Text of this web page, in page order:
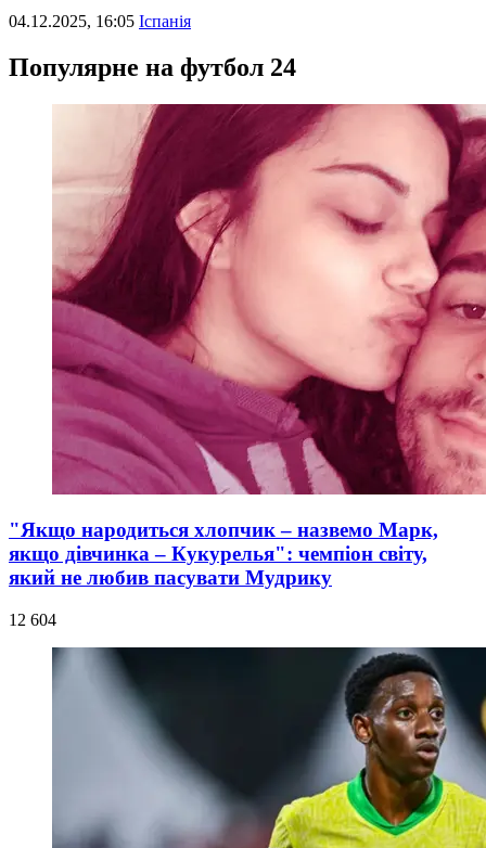
04.12.2025, 16:05 Іспанія
Популярне на футбол 24
"Якщо народиться хлопчик – назвемо Марк,
якщо дівчинка – Кукурелья": чемпіон світу,
який не любив пасувати Мудрику
12 604